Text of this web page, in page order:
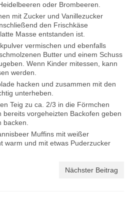
oder Brombeeren.
mit Zucker und Vanillezucker
den Frischkäse
Masse entstanden ist.
vermischen und ebenfalls
Butter und einem Schuss
Wenn Kinder mitessen, kann
werden.
hacken und zusammen mit den
unterheben.
Teig zu ca. 2/3 in die Förmchen
bereits vorgeheizten Backofen geben
Muffins mit weißer
warm und mit etwas Puderzucker
Nächster Beitrag